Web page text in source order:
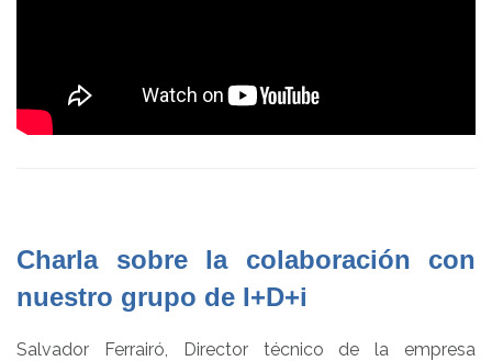
Charla sobre la colaboración con
nuestro grupo de I+D+i
Salvador Ferrairó, Director técnico de la empresa